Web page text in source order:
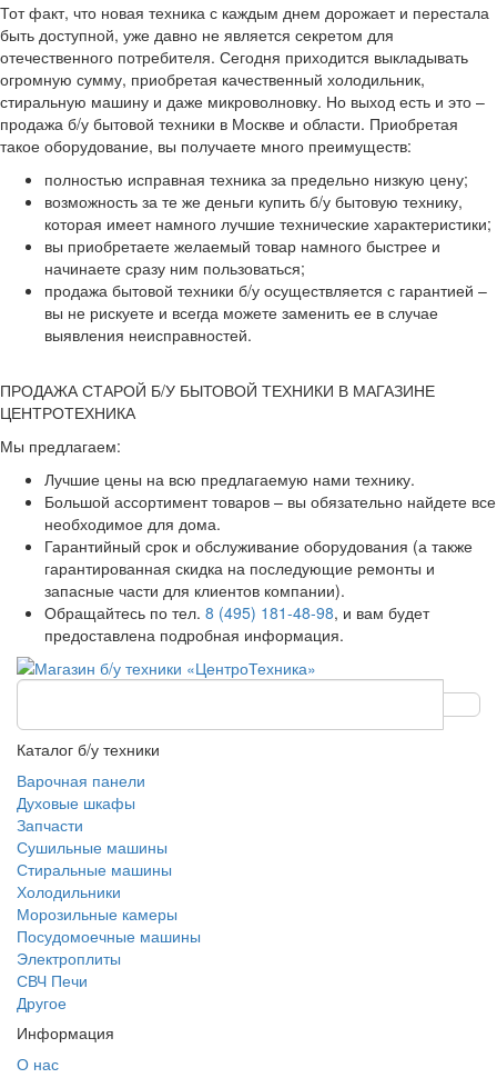
Тот факт, что новая техника с каждым днем дорожает и перестала
быть доступной, уже давно не является секретом для
отечественного потребителя. Сегодня приходится выкладывать
огромную сумму, приобретая качественный холодильник,
стиральную машину и даже микроволновку. Но выход есть и это –
продажа б/у бытовой техники в Москве и области. Приобретая
такое оборудование, вы получаете много преимуществ:
полностью исправная техника за предельно низкую цену;
возможность за те же деньги купить б/у бытовую технику,
которая имеет намного лучшие технические характеристики;
вы приобретаете желаемый товар намного быстрее и
начинаете сразу ним пользоваться;
продажа бытовой техники б/у осуществляется с гарантией –
вы не рискуете и всегда можете заменить ее в случае
выявления неисправностей.
ПРОДАЖА СТАРОЙ Б/У БЫТОВОЙ ТЕХНИКИ В МАГАЗИНЕ
ЦЕНТРОТЕХНИКА
Мы предлагаем:
Лучшие цены на всю предлагаемую нами технику.
Большой ассортимент товаров – вы обязательно найдете все
необходимое для дома.
Гарантийный срок и обслуживание оборудования (а также
гарантированная скидка на последующие ремонты и
запасные части для клиентов компании).
Обращайтесь по тел. 8 (495) 181-48-98, и вам будет
предоставлена подробная информация.
Каталог б/у техники
Варочная панели
Духовые шкафы
Запчасти
Сушильные машины
Стиральные машины
Холодильники
Морозильные камеры
Посудомоечные машины
Электроплиты
СВЧ Печи
Другое
Информация
О нас